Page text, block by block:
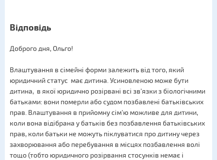
Відповідь
Доброго дня, Ольго!
Влаштування в сімейні форми залежить від того, який
юридичний статус має дитина. Усиновленою може бути
дитина, в якої юридично розірвані всі зв’язки з біологічними
батьками: вони померли або судом позбавлені батьківських
прав. Влаштування в прийомну сім’ю можливе для дитини,
коли вона відібрана у батьків без позбавлення батьківських
прав, коли батьки не можуть піклуватися про дитину через
захворювання або перебування в місцях позбавлення волі
тощо (тобто юридичного розірвання стосунків немає і